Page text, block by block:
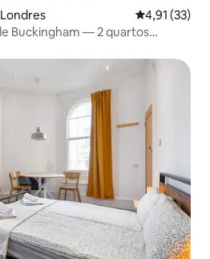
4,91 de uma
4,91 (33)
Buckingham — 2 quartos